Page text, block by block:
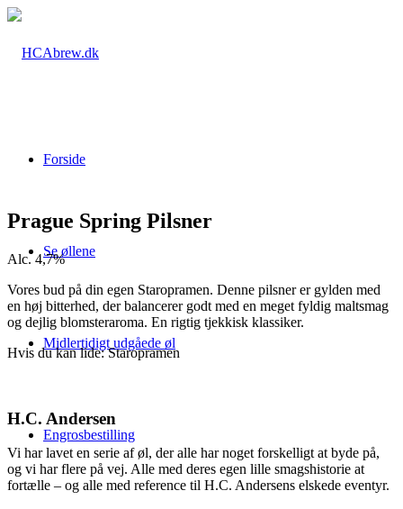
Forside
Se øllene
Midlertidigt udgåede øl
Engrosbestilling
Prague Spring Pilsner
Alc. 4,7%
Vores bud på din egen Staropramen. Denne pilsner er gylden med
en høj bitterhed, der balancerer godt med en meget fyldig maltsmag
og dejlig blomsteraroma. En rigtig tjekkisk klassiker.
Hvis du kan lide: Staropramen
H.C. Andersen
Vi har lavet en serie af øl, der alle har noget forskelligt at byde på,
og vi har flere på vej. Alle med deres egen lille smagshistorie at
fortælle – og alle med reference til H.C. Andersens elskede eventyr.